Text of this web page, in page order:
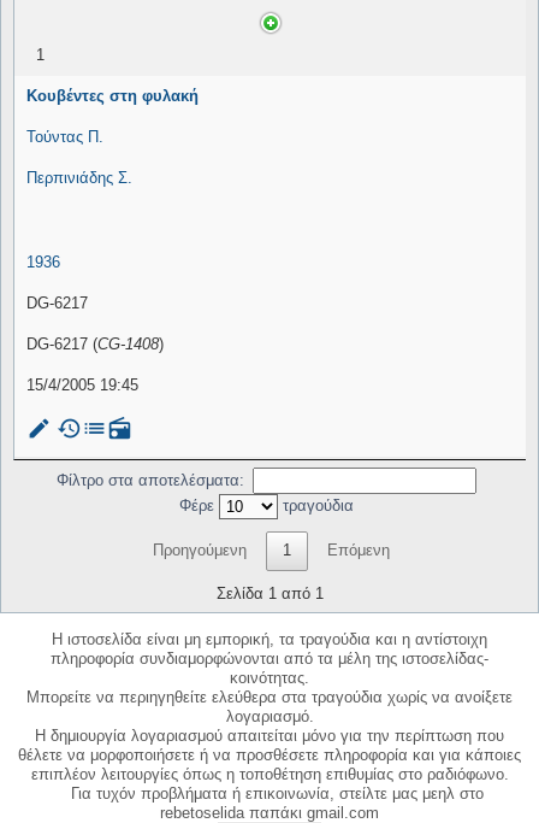
1
Κουβέντες στη φυλακή
Τούντας Π.
Περπινιάδης Σ.
1936
DG-6217
DG-6217 (CG-1408)
15/4/2005 19:45
mode_edit historylistradio
Φίλτρο στα αποτελέσματα:
Φέρε
τραγούδια
Προηγούμενη 1 Επόμενη
Σελίδα 1 από 1
Η ιστοσελίδα είναι μη εμπορική, τα τραγούδια και η αντίστοιχη
πληροφορία συνδιαμορφώνονται από τα μέλη της ιστοσελίδας-
κοινότητας.
Μπορείτε να περιηγηθείτε ελεύθερα στα τραγούδια χωρίς να ανοίξετε
λογαριασμό.
Η δημιουργία λογαριασμού απαιτείται μόνο για την περίπτωση που
θέλετε να μορφοποιήσετε ή να προσθέσετε πληροφορία και για κάποιες
επιπλέον λειτουργίες όπως η τοποθέτηση επιθυμίας στο ραδιόφωνο.
Για τυχόν προβλήματα ή επικοινωνία, στείλτε μας μεηλ στο
rebetoselida παπάκι gmail.com